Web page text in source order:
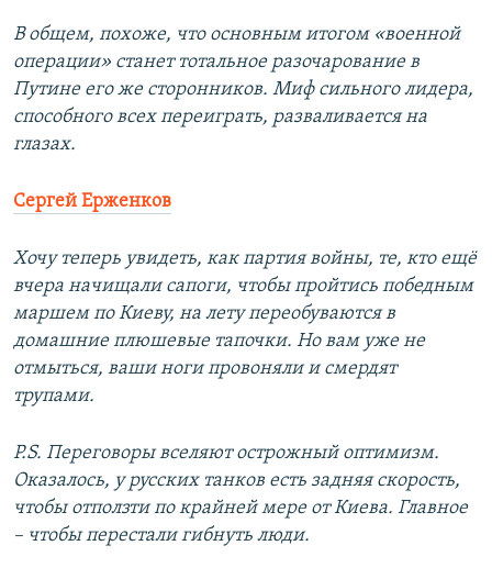
В общем, похоже, что основным итогом «военной
операции» станет тотальное разочарование в
Путине его же сторонников. Миф сильного лидера,
способного всех переиграть, разваливается на
глазах.
Сергей Ерженков
Хочу теперь увидеть, как партия войны, те, кто ещё
вчера начищали сапоги, чтобы пройтись победным
маршем по Киеву, на лету переобуваются в
домашние плюшевые тапочки. Но вам уже не
отмыться, ваши ноги провоняли и смердят
трупами.
P.S. Переговоры вселяют острожный оптимизм.
Оказалось, у русских танков есть задняя скорость,
чтобы отползти по крайней мере от Киева. Главное
– чтобы перестали гибнуть люди.